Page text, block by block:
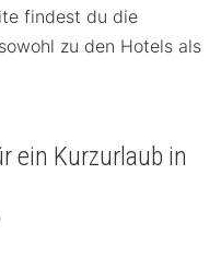
findest du die
zu den Hotels als
ein Kurzurlaub in